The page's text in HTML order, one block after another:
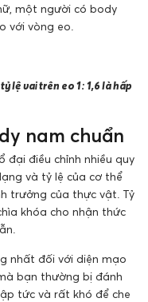
một người có body
với vòng eo.
lệ vai trên eo 1: 1,6 là hấp
nam chuẩn
đại điều chỉnh nhiều quy
và tỷ lệ của cơ thể
trưởng của thực vật. Tỷ
khóa cho nhận thức
nhất đối với diện mạo
bạn thường bị đánh
tức và rất khó để che